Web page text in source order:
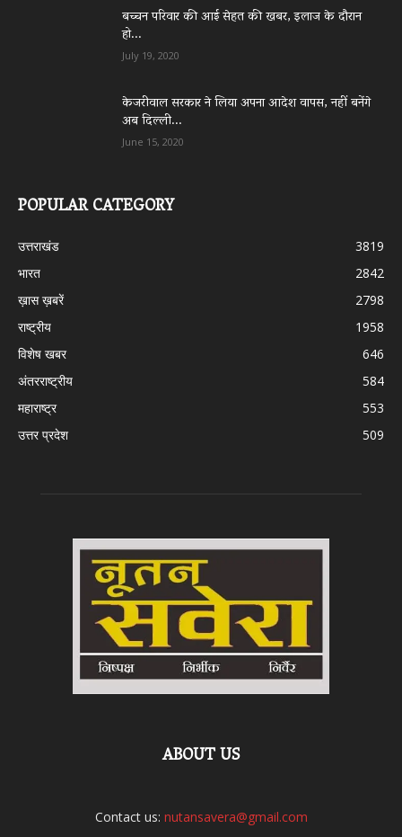
बच्चन परिवार की आई सेहत की खबर, इलाज के दौरान
हो...
July 19, 2020
केजरीवाल सरकार ने लिया अपना आदेश वापस, नहीं बनेंगे
अब दिल्ली...
June 15, 2020
POPULAR CATEGORY
उत्तराखंड
3819
भारत
2842
ख़ास ख़बरें
2798
राष्ट्रीय
1958
विशेष खबर
646
अंतरराष्ट्रीय
584
महाराष्ट्र
553
उत्तर प्रदेश
509
ABOUT US
Contact us: nutansavera@gmail.com